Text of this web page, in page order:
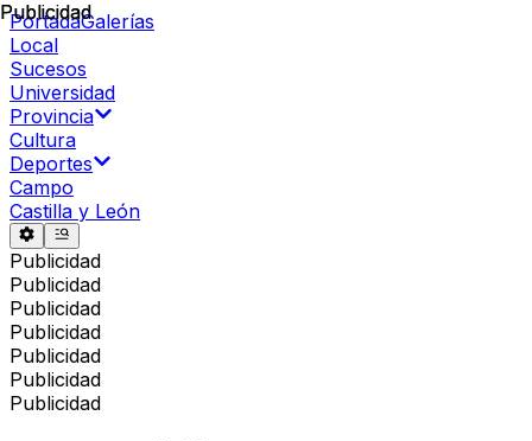
PortadaGalerías
Local
Sucesos
Universidad
Provincia
Cultura
Deportes
Campo
Castilla y León
Publicidad
Publicidad
Publicidad
Publicidad
Publicidad
Publicidad
Publicidad
Publicidad
Publicidad